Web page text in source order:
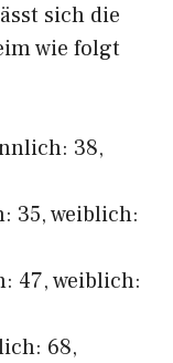
sich die
wie folgt
38,
35, weiblich:
47, weiblich:
68,